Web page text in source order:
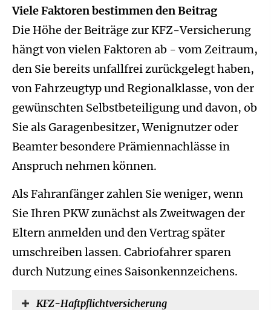
Viele Faktoren bestimmen den Beitrag
Die Höhe der Beiträge zur KFZ-Versicherung
hängt von vielen Faktoren ab - vom Zeitraum,
den Sie bereits unfallfrei zurückgelegt haben,
von Fahrzeugtyp und Regionalklasse, von der
gewünschten Selbstbeteiligung und davon, ob
Sie als Garagenbesitzer, Wenignutzer oder
Beamter besondere Prämiennachlässe in
Anspruch nehmen können.
Als Fahranfänger zahlen Sie weniger, wenn
Sie Ihren PKW zunächst als Zweitwagen der
Eltern anmelden und den Vertrag später
umschreiben lassen. Cabriofahrer sparen
durch Nutzung eines Saisonkennzeichens.
KFZ-Haft­pflichtversicherung